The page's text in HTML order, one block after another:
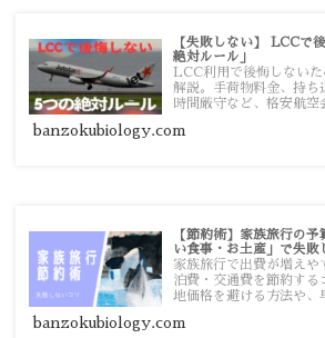
【失敗しない】 LCCで
絶対ルール」
LCC利用で後悔しない
解説。手荷物料金、持ち
時間厳守など、格安航
す。
banzokubiology.com
【節約術】家族旅行の
い食事・お土産」で失敗
家族旅行で出費が増えや
泊費・交通費を節約する
地価格を避ける方法や、
banzokubiology.com